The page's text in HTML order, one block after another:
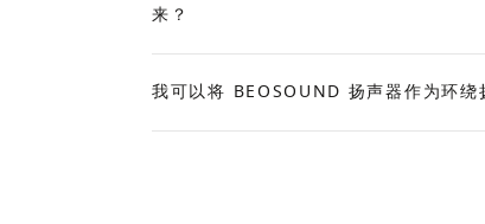
来？
Expand
我可以将 BEOSOUND 扬声器作为环
Expand